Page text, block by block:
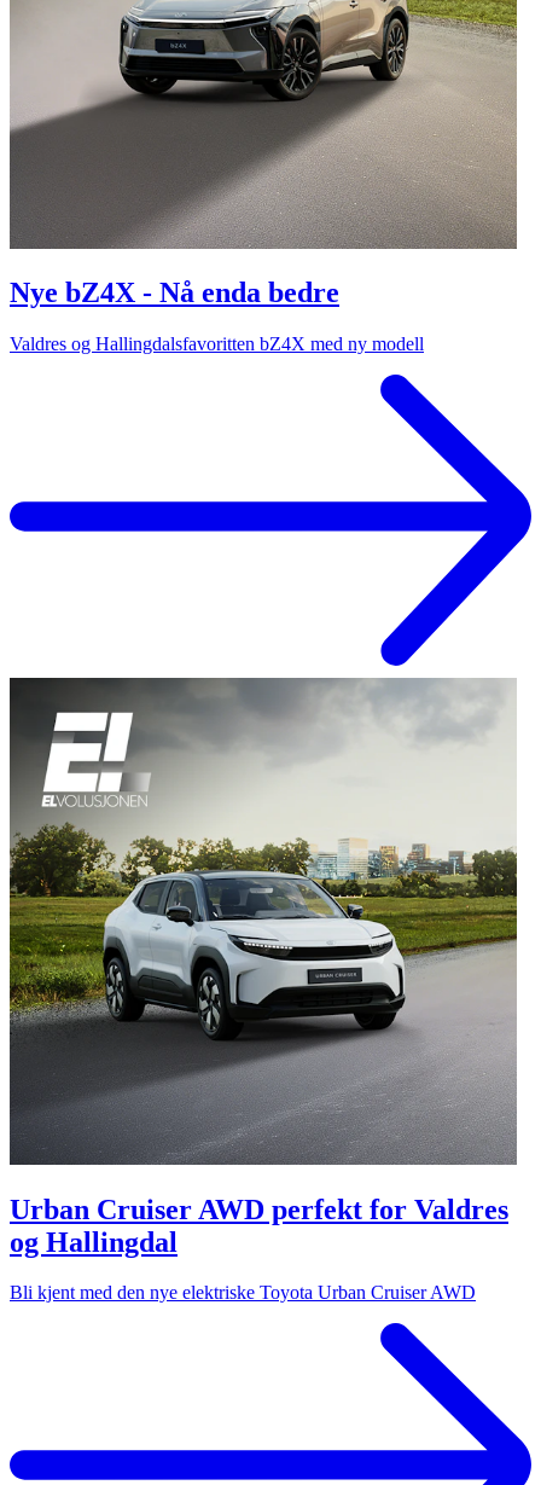
Nye bZ4X - Nå enda bedre
Valdres og Hallingdalsfavoritten bZ4X med ny modell
Urban Cruiser AWD perfekt for Valdres
og Hallingdal
Bli kjent med den nye elektriske Toyota Urban Cruiser AWD